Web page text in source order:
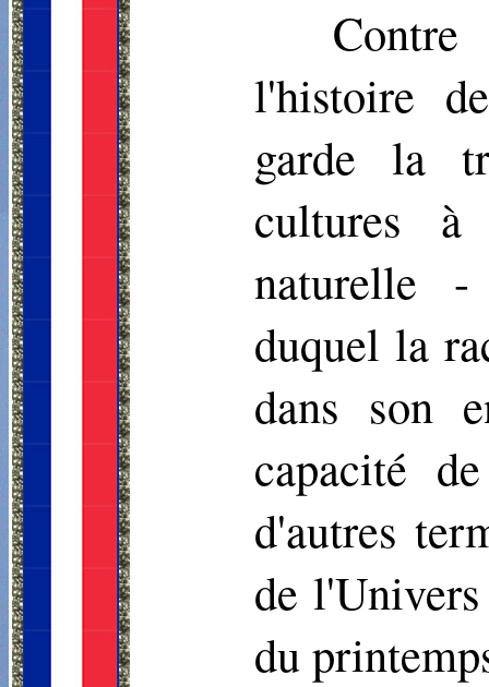
l'histoire
garde la
cultures à
naturelle -
duquel la
dans son
capacité
d'autres
de
du